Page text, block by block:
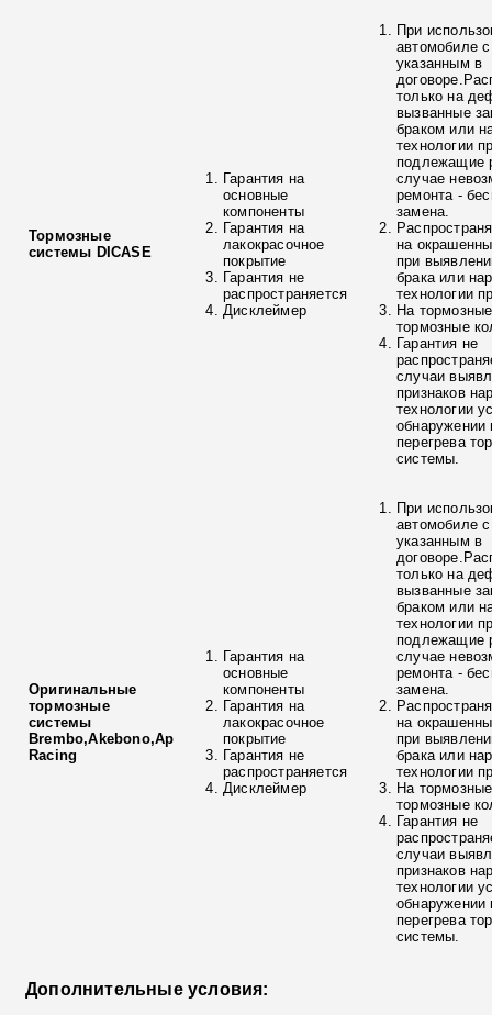
Тормозные
системы DICASE
Гарантия на
основные
компоненты
Гарантия на
лакокрасочное
покрытие
Гарантия не
распространяется
Дисклеймер
При
автомобиле
указанным в
только на
вызванные
браком или
технологии
подлежащие
случае
ремонта -
замена.
на
при
брака или
технологии
На
тормозные
Гарантия не
случаи
признаков
технологии
обнаружении
перегрева
системы.
Оригинальные
тормозные
системы
Brembo,Akebono,Ap
Racing
Гарантия на
основные
компоненты
Гарантия на
лакокрасочное
покрытие
Гарантия не
распространяется
Дисклеймер
При
автомобиле
указанным в
только на
вызванные
браком или
технологии
подлежащие
случае
ремонта -
замена.
на
при
брака или
технологии
На
тормозные
Гарантия не
случаи
признаков
технологии
обнаружении
перегрева
системы.
Дополнительные условия: